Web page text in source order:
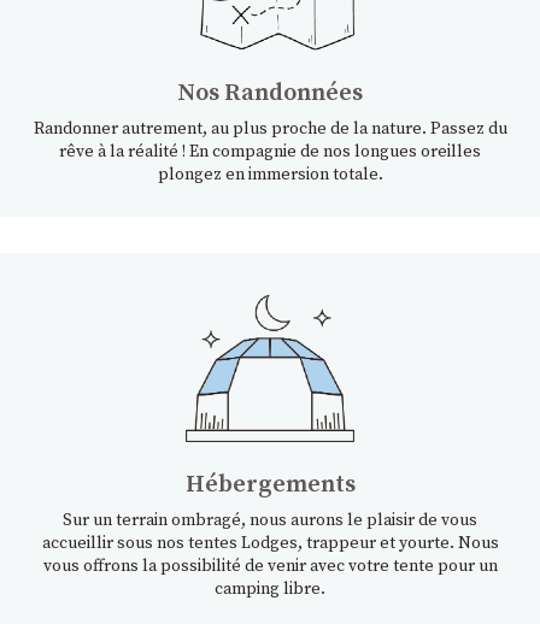
Nos Randonnées
Randonner autrement, au plus proche de la nature. Passez du
rêve à la réalité ! En compagnie de nos longues oreilles
plongez en immersion totale.
Hébergements
Sur un terrain ombragé, nous aurons le plaisir de vous
accueillir sous nos tentes Lodges, trappeur et yourte. Nous
vous offrons la possibilité de venir avec votre tente pour un
camping libre.